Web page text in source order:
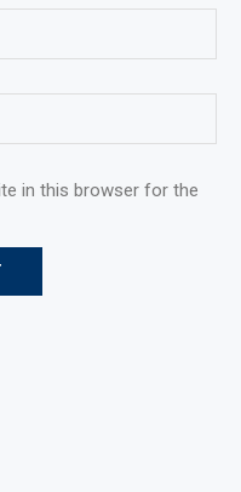
in this browser for the